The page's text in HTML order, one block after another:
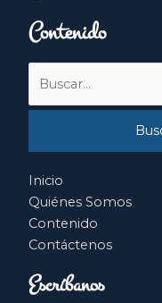
Contenido
por:
Inicio
Quiénes Somos
Contenido
Contáctenos
Escríbanos